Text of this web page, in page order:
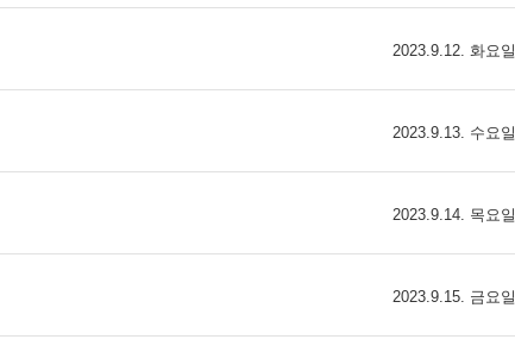
2023.9.12. 화요일
2023.9.13. 수요일
2023.9.14. 목요일
2023.9.15. 금요일
17기
크숍